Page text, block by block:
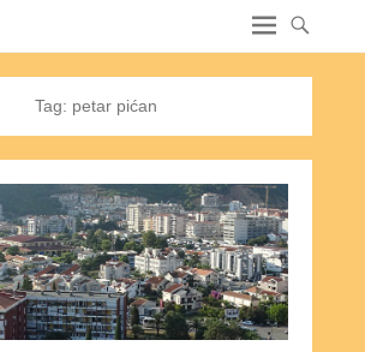
Tag: petar pićan